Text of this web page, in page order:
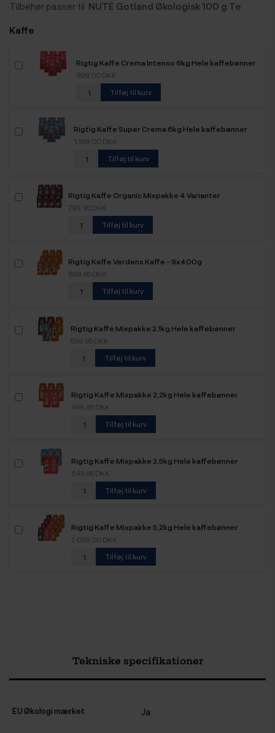
Tilbehør passer til NUTE Gotland Økologisk 100 g Te
Kaffe
Rigtig Kaffe Crema Intenso 6kg Hele kaffebønner
999,00 DKK
Tilføj til kurv
Rigtig Kaffe Super Crema 6kg Hele kaffebønner
1.199,00 DKK
Tilføj til kurv
Rigtig Kaffe Organic Mixpakke 4 Varianter
799,95 DKK
Tilføj til kurv
Rigtig Kaffe Verdens Kaffe - 9x400g
899,95 DKK
Tilføj til kurv
Rigtig Kaffe Mixpakke 2,1kg Hele kaffebønner
599,95 DKK
Tilføj til kurv
Rigtig Kaffe Mixpakke 2,2kg Hele kaffebønner
499,95 DKK
Tilføj til kurv
Rigtig Kaffe Mixpakke 2,5kg Hele kaffebønner
649,95 DKK
Tilføj til kurv
Rigtig Kaffe Mixpakke 5,2kg Hele kaffebønner
1.099,00 DKK
Tilføj til kurv
Tekniske specifikationer
EU Økologi mærket Ja